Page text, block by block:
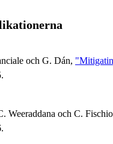
och G. Dán,
Weeraddana och C.